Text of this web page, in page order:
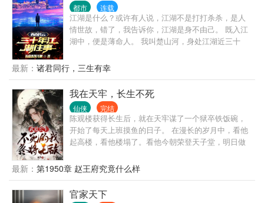
都市 连载
江湖是什么？或许有人说，江湖不是打打杀杀，是人
情世故，错了，我告诉你，江湖是身不由己。 既入江
湖中，便是薄命人。 我叫楚山河，身处江湖近三十
徒，也曾在声势巅峰之时，整个西南无人争锋。 也曾
锒铛入狱，三进三出，还完自己所有罪孽。 这是我的
故事，也是一个老江湖混子的回忆录，自白书。
最新： 诸君同行，三生有幸
我在天牢，长生不死
仙侠 完结
陈观楼获得长生后，就在天牢谋了一个狱卒铁饭碗，
开始了每天上班摸鱼的日子。 在漫长的岁月中，看他
起高楼，看他楼塌了。看他今朝荣登天子堂，明日做
贵，看他国破家亡。 变化的是岁月人生，不变的是长
生岁月。陈观楼熬死了宗师，熬死了大宗师，熬死了
一个个大佬，终究成为无敌的存在。
最新： 第1950章 赵王府究竟什么样
官家天下